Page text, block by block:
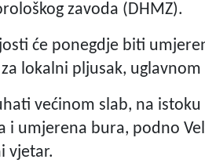
zavoda (DHMZ).
će ponegdje biti
lokalni pljusak,
većinom slab, na
i umjerena bura, podno
vjetar.